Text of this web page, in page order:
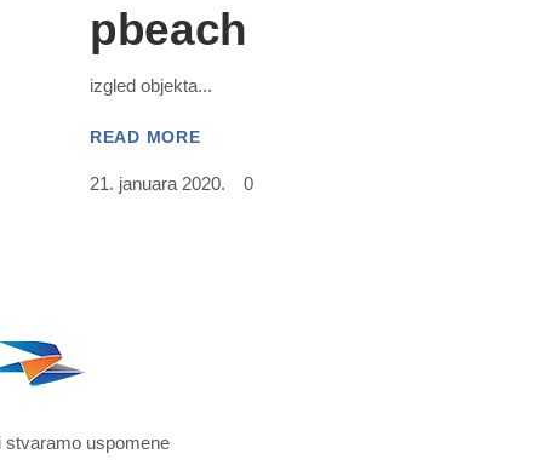
pbeach
izgled objekta
READ MORE
21. januara 2020. 0
stvaramo uspomene